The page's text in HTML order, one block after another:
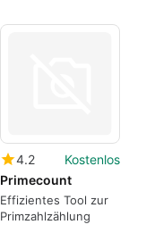
4.2
Kostenlos
Primecount
Effizientes Tool zur
Primzahlzählung